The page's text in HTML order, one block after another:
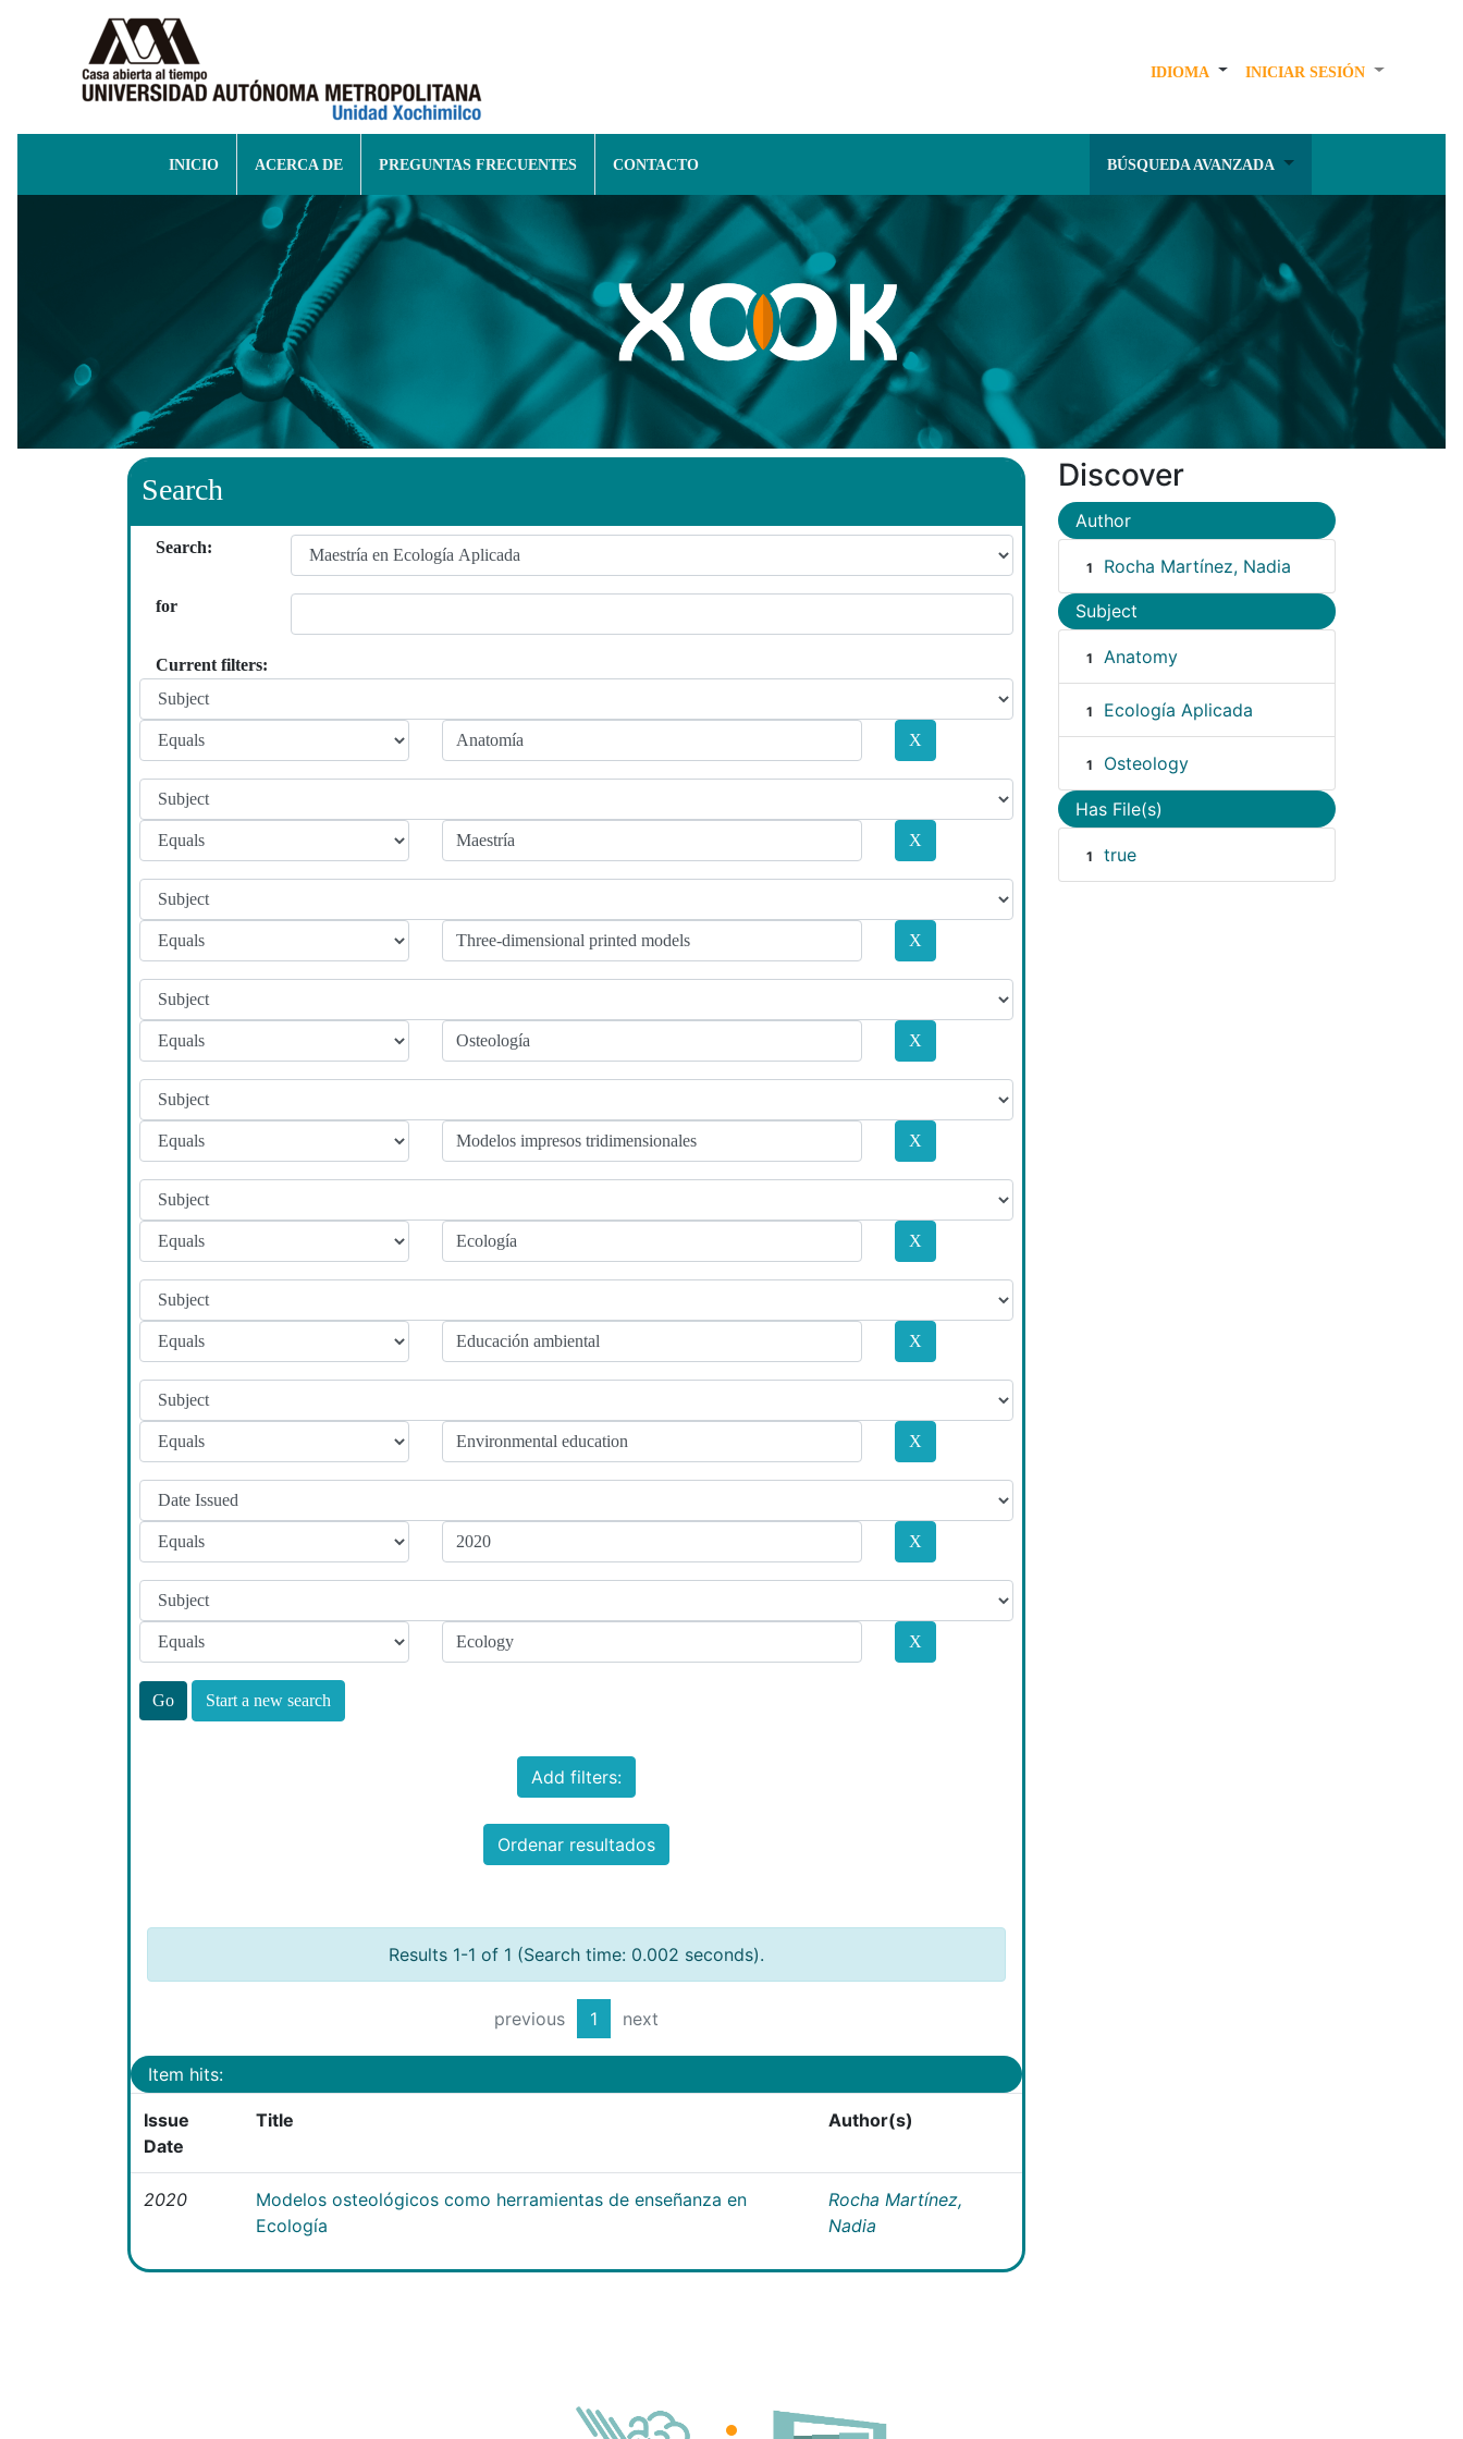
IDIOMA INICIAR SESIÓN
INICIO ACERCA DE PREGUNTAS FRECUENTES CONTACTO BÚSQUEDA AVANZADA
Search
Search:
for
Current filters:
Start a new search
Add filters:
Ordenar resultados
Results 1-1 of 1 (Search time: 0.002 seconds).
previous 1 next
Item hits:
Issue
Date
Title Author(s)
2020
Modelos osteológicos como herramientas de enseñanza en
Ecología
Rocha Martínez,
Nadia
Discover
Author
1 Rocha Martínez, Nadia
Subject
1 Anatomy
1 Ecología Aplicada
1 Osteology
Has File(s)
1 true